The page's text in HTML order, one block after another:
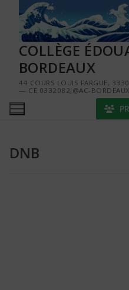
contenu
COLLÈGE
BORDEAUX
44 COURS LOUIS FARGUE,
— CE.0332082J@AC-
DNB